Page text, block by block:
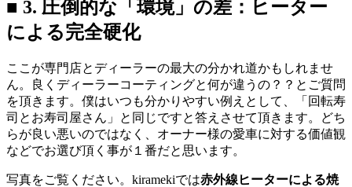
■ 3. 圧倒的な「環境」の差：ヒーター
による完全硬化
ここが専門店とディーラーの最大の分かれ道かもしれませ
ん。良くディーラーコーティングと何が違うの？？とご質問
を頂きます。僕はいつも分かりやすい例えとして、「回転寿
司とお寿司屋さん」と同じですと答えさせて頂きます。どち
らが良い悪いのではなく、オーナー様の愛車に対する価値観
などでお選び頂く事が１番だと思います。
写真をご覧ください。kiramekiでは赤外線ヒーターによる焼